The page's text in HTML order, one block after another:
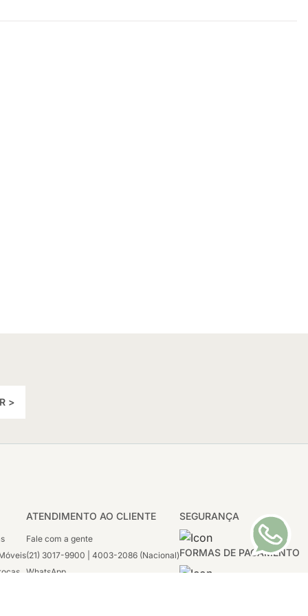
>
SEGURANÇA
FORMAS DE PAGAMENTO
ATENDIMENTO AO CLIENTE
Fale com a gente
(21) 3017-9900 | 4003-2086 (Nacional)
WhatsApp